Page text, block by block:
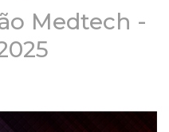
Medtech -